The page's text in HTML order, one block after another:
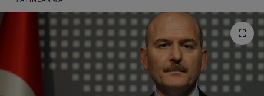
SAĞLIK - YAŞAM
BİLİM-TEKNOLOJİ
BİLİM-TEKNOLOJİ
SAĞLIK
FOTO GALERİ
VIDEO GALERİ
Son Dakika Haberleri
Haber Arşivi